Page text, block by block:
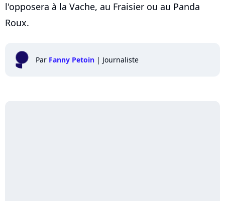
l'opposera à la Vache, au Fraisier ou au Panda
Roux.
Par Fanny Petoin | Journaliste